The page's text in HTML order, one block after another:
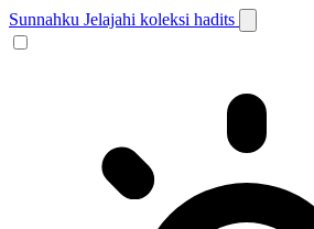
Sunnahku Jelajahi koleksi hadits